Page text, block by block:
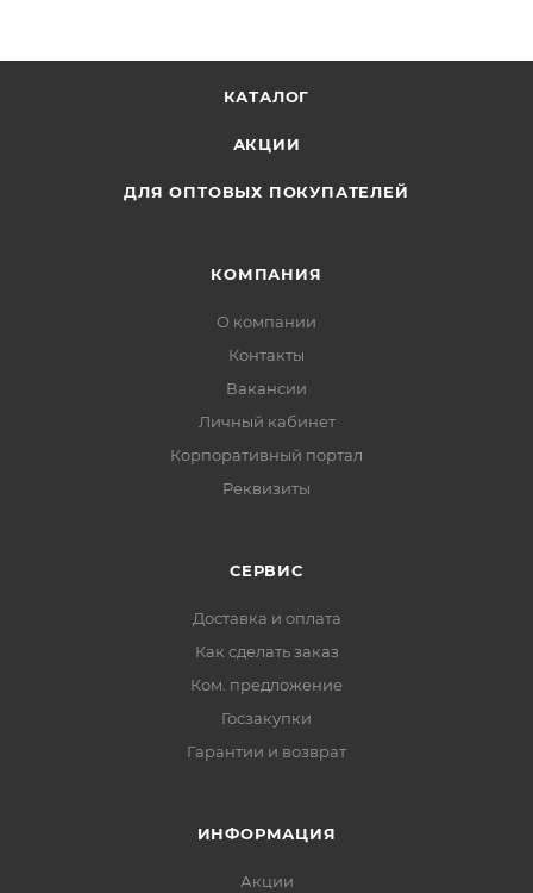
КАТАЛОГ
АКЦИИ
ДЛЯ ОПТОВЫХ ПОКУПАТЕЛЕЙ
КОМПАНИЯ
О компании
Контакты
Вакансии
Личный кабинет
Корпоративный портал
Реквизиты
СЕРВИС
Доставка и оплата
Как сделать заказ
Ком. предложение
Госзакупки
Гарантии и возврат
ИНФОРМАЦИЯ
Акции